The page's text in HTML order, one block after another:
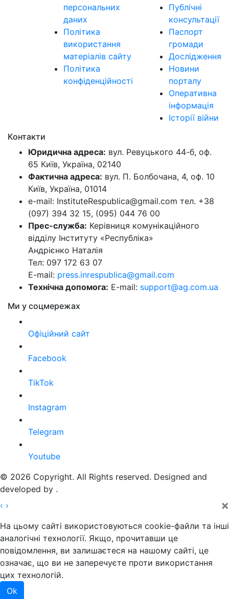
персональних
даних
Політика
використання
матеріалів сайту
Політика
конфіденційності
Публічні
консультації
Паспорт
громади
Дослідження
Новини
порталу
Оперативна
інформація
Історії війни
Контакти
Юридична адреса: вул. Ревуцького 44-б, оф.
65 Київ, Україна, 02140
Фактична адреса: вул. П. Болбочана, 4, оф. 10
Київ, Україна, 01014
e-mail: InstituteRespublica@gmail.com тел. +38
(097) 394 32 15, (095) 044 76 00
Прес-служба: Керівниця комунікаційного
відділу Інституту «Республіка»
Андрієнко Наталія
Тел: 097 172 63 07
E-mail: press.inrespublica@gmail.com
Технічна допомога: E-mail: support@ag.com.ua
Ми у соцмережах
Офіційний сайт
Facebook
TikTok
Instagram
Telegram
Youtube
© 2026 Copyright. All Rights reserved. Designed and
developed by .
‹ › ×
На цьому сайті використовуються cookie-файли та інші
аналогічні технології. Якщо, прочитавши це
повідомлення, ви залишаєтеся на нашому сайті, це
означає, що ви не заперечуєте проти використання
цих технологій.
Ok